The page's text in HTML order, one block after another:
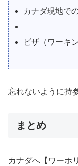
カナダ現地で
ビザ（ワーキ
忘れないように持
まとめ
カナダへ【ワーホ